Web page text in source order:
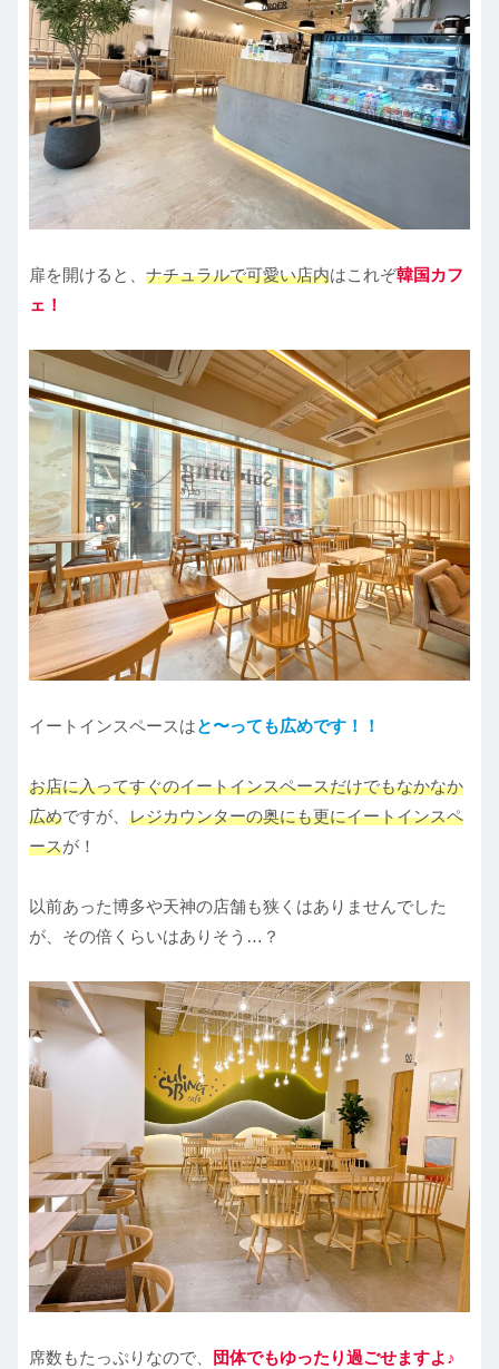
扉を開けると、 ナチュラルで可愛い店内はこれぞ韓国カフ
ェ！
イートインスペースはと〜っても広めです！！
お店に入ってすぐのイートインスペースだけでもなかなか
広めですが、 レジカウンターの奥にも更にイートインスペ
ースが！
以前あった博多や天神の店舗も狭くはありませんでした
が、その倍くらいはありそう…？
席数もたっぷりなので、 団体でもゆったり過ごせますよ♪